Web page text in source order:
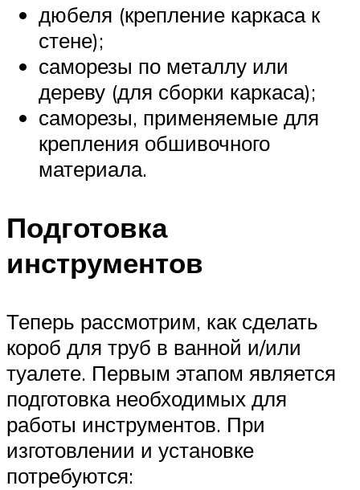
дюбеля (крепление каркаса к
стене);
саморезы по металлу или
дереву (для сборки каркаса);
саморезы, применяемые для
крепления обшивочного
материала.
Подготовка
инструментов
Теперь рассмотрим, как сделать
короб для труб в ванной и/или
туалете. Первым этапом является
подготовка необходимых для
работы инструментов. При
изготовлении и установке
потребуются: